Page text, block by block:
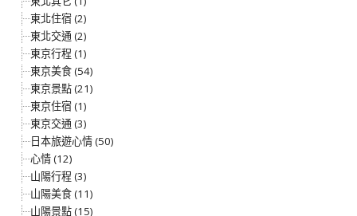
東北住宿 (2)
東北交通 (2)
東京行程 (1)
東京美食 (54)
東京景點 (21)
東京住宿 (1)
東京交通 (3)
日本旅遊心情 (50)
心情 (12)
山陽行程 (3)
山陽美食 (11)
山陽景點 (15)